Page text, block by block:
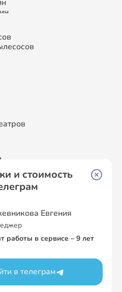
Новгород
и стоимость
Евгения
работы в сервисе – 9 лет
в телеграм